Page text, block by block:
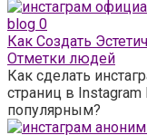
blog 0
Как Создать
Отметки людей
Как сделать
страниц в
популярным?